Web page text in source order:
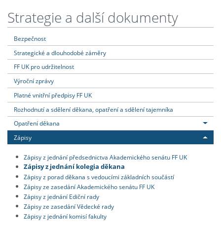
Strategie a další dokumenty
Bezpečnost
Strategické a dlouhodobé záměry
FF UK pro udržitelnost
Výroční zprávy
Platné vnitřní předpisy FF UK
Rozhodnutí a sdělení děkana, opatření a sdělení tajemníka
Opatření děkana
Zápisy
Zápisy z jednání předsednictva Akademického senátu FF UK
Zápisy z jednání kolegia děkana
Zápisy z porad děkana s vedoucími základních součástí
Zápisy ze zasedání Akademického senátu FF UK
Zápisy z jednání Ediční rady
Zápisy ze zasedání Vědecké rady
Zápisy z jednání komisí fakulty